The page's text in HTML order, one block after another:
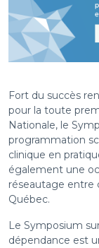
Fort du succès
pour la toute
Nationale, le
programmation
clinique en
également une
réseautage entre
Québec.
Le Symposium
dépendance est